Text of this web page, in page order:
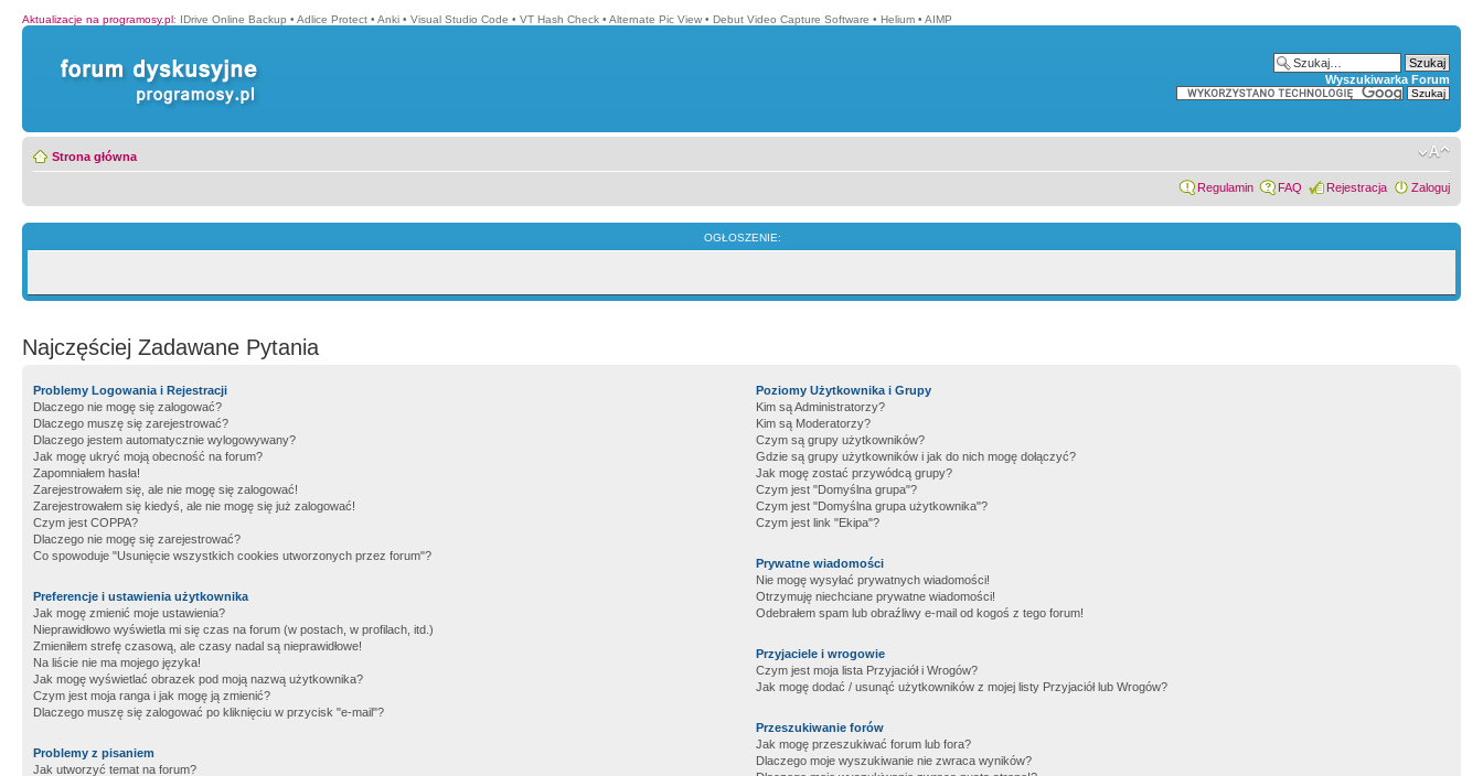
Aktualizacje na programosy.pl: IDrive Online Backup • Adlice Protect • Anki • Visual Studio Code • VT Hash Check • Alternate Pic View • Debut Video Capture Software • Helium • AIMP
Wyszukiwarka Forum
Strona główna
Regulamin FAQ Rejestracja Zaloguj
OGŁOSZENIE:
Najczęściej Zadawane Pytania
Problemy Logowania i Rejestracji
Dlaczego nie mogę się zalogować?
Dlaczego muszę się zarejestrować?
Dlaczego jestem automatycznie wylogowywany?
Jak mogę ukryć moją obecność na forum?
Zapomniałem hasła!
Zarejestrowałem się, ale nie mogę się zalogować!
Zarejestrowałem się kiedyś, ale nie mogę się już zalogować!
Czym jest COPPA?
Dlaczego nie mogę się zarejestrować?
Co spowoduje "Usunięcie wszystkich cookies utworzonych przez forum"?
Preferencje i ustawienia użytkownika
Jak mogę zmienić moje ustawienia?
Nieprawidłowo wyświetla mi się czas na forum (w postach, w profilach, itd.)
Zmieniłem strefę czasową, ale czasy nadal są nieprawidłowe!
Na liście nie ma mojego języka!
Jak mogę wyświetlać obrazek pod moją nazwą użytkownika?
Czym jest moja ranga i jak mogę ją zmienić?
Dlaczego muszę się zalogować po kliknięciu w przycisk "e-mail"?
Problemy z pisaniem
Jak utworzyć temat na forum?
Poziomy Użytkownika i Grupy
Kim są Administratorzy?
Kim są Moderatorzy?
Czym są grupy użytkowników?
Gdzie są grupy użytkowników i jak do nich mogę dołączyć?
Jak mogę zostać przywódcą grupy?
Czym jest "Domyślna grupa"?
Czym jest "Domyślna grupa użytkownika"?
Czym jest link "Ekipa"?
Prywatne wiadomości
Nie mogę wysyłać prywatnych wiadomości!
Otrzymuję niechciane prywatne wiadomości!
Odebrałem spam lub obraźliwy e-mail od kogoś z tego forum!
Przyjaciele i wrogowie
Czym jest moja lista Przyjaciół i Wrogów?
Jak mogę dodać / usunąć użytkowników z mojej listy Przyjaciół lub Wrogów?
Przeszukiwanie forów
Jak mogę przeszukiwać forum lub fora?
Dlaczego moje wyszukiwanie nie zwraca wyników?